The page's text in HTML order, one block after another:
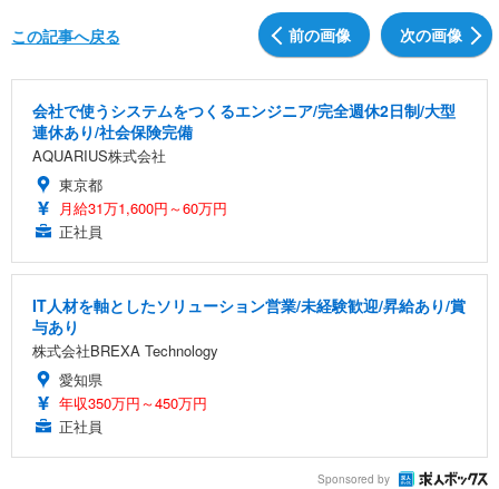
前の画像 次の画像
この記事へ戻る
会社で使うシステムをつくるエンジニア/完全週休2日制/大型
連休あり/社会保険完備
AQUARIUS株式会社
東京都
月給31万1,600円～60万円
正社員
IT人材を軸としたソリューション営業/未経験歓迎/昇給あり/賞
与あり
株式会社BREXA Technology
愛知県
年収350万円～450万円
正社員
Sponsored by